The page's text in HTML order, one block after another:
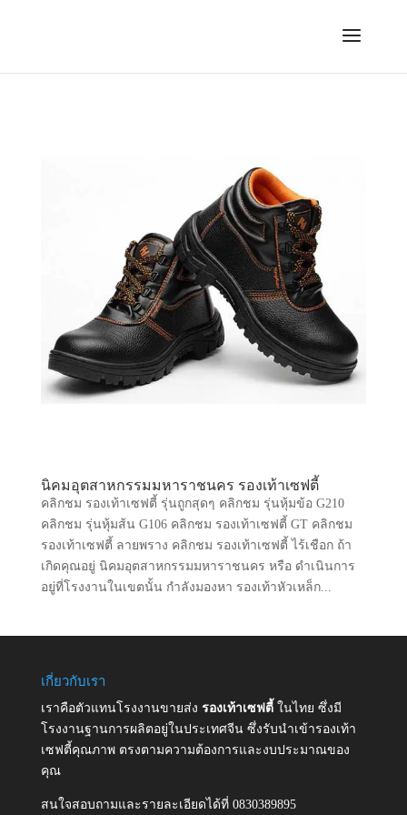
นิคมอุตสาหกรรมมหาราชนคร รองเท้าเซฟตี้
คลิกชม รองเท้าเซฟตี้ รุ่นถูกสุดๆ คลิกชม รุ่นหุ้มข้อ G210
คลิกชม รุ่นหุ้มส้น G106 คลิกชม รองเท้าเซฟตี้ GT คลิกชม
รองเท้าเซฟตี้ ลายพราง คลิกชม รองเท้าเซฟตี้ ไร้เชือก ถ้า
เกิดคุณอยู่ นิคมอุตสาหกรรมมหาราชนคร หรือ ดำเนินการ
อยู่ที่โรงงานในเขตนั้น กำลังมองหา รองเท้าหัวเหล็ก...
เกี่ยวกับเรา
เราคือตัวแทนโรงงานขายส่ง รองเท้าเซฟตี้ ในไทย ซึ่งมี
โรงงานฐานการผลิตอยู่ในประเทศจีน ซึ่งรับนำเข้ารองเท้า
เซฟตี้คุณภาพ ตรงตามความต้องการและงบประมาณของ
คุณ
สนใจสอบถามและรายละเอียดได้ที่ 0830389895